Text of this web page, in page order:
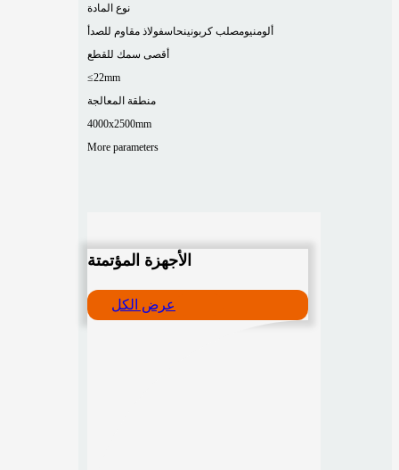
نوع المادة
ألومنيومصلب كربونينحاسفولاذ مقاوم للصدأ
أقصى سمك للقطع
≤22mm
منطقة المعالجة
4000x2500mm
More parameters
الأجهزة المؤتمتة
عرض الكل